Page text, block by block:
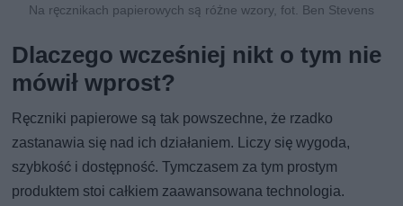
Na ręcznikach papierowych są różne wzory, fot. Ben Stevens
Dlaczego wcześniej nikt o tym nie
mówił wprost?
Ręczniki papierowe są tak powszechne, że rzadko
zastanawia się nad ich działaniem. Liczy się wygoda,
szybkość i dostępność. Tymczasem za tym prostym
produktem stoi całkiem zaawansowana technologia.